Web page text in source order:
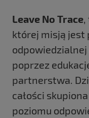
Leave No Trace,
której misją jest
poprzez
partnerstwa.
całości
poziomu